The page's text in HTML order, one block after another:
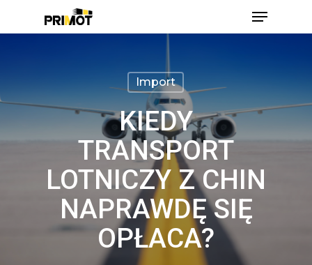
Menu
Import
KIEDY
TRANSPORT
LOTNICZY Z CHIN
NAPRAWDĘ SIĘ
OPŁACA?